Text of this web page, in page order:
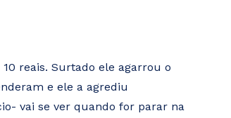
reais. Surtado ele agarrou o
e ele a agrediu
vai se ver quando for parar na